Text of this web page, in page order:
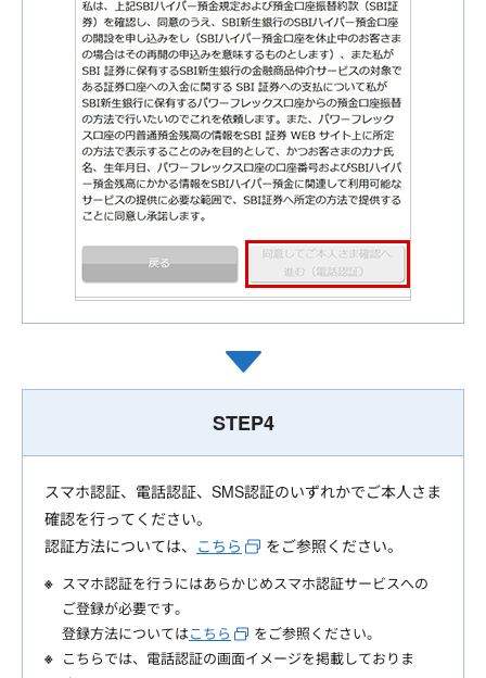
STEP4
スマホ認証、電話認証、SMS認証のいずれかでご本人さま
確認を行ってください。
認証方法については、 こちら をご参照ください。
スマホ認証を行うにはあらかじめスマホ認証サービスへの
ご登録が必要です。
登録方法についてはこちら
をご参照ください。
こちらでは、電話認証の画面イメージを掲載しておりま